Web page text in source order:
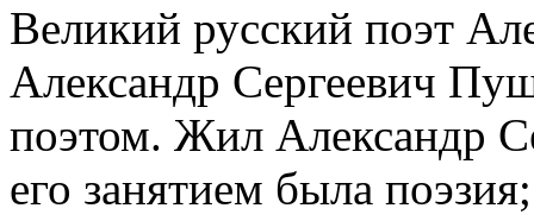
Великий русский поэт
Александр Сергеевич
поэтом. Жил Александр
его занятием была